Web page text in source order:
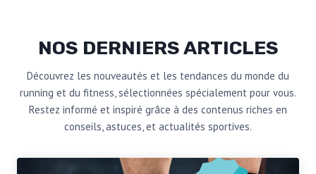
NOS DERNIERS ARTICLES
Découvrez les nouveautés et les tendances du monde du
running et du fitness, sélectionnées spécialement pour vous.
Restez informé et inspiré grâce à des contenus riches en
conseils, astuces, et actualités sportives.